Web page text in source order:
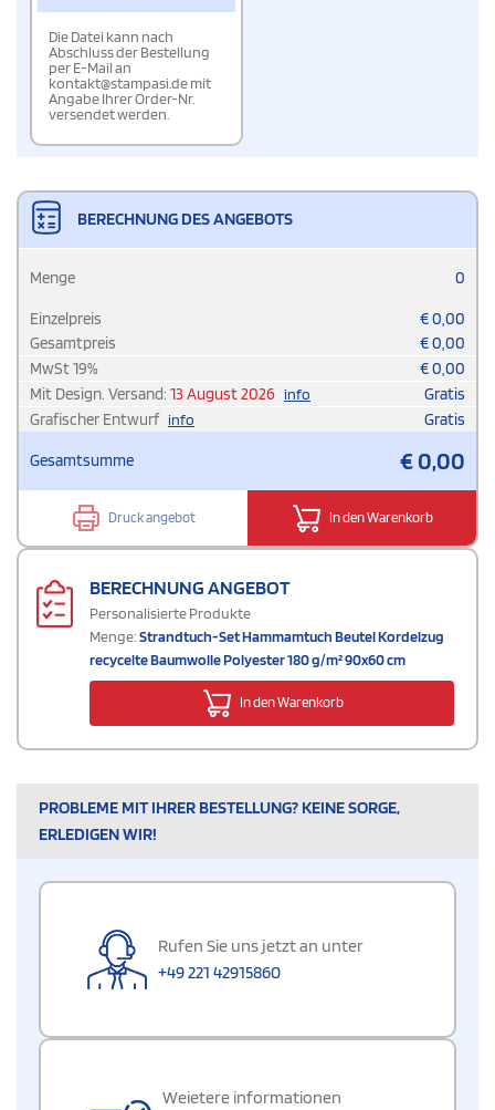
Die Datei kann nach
Abschluss der Bestellung
per E-Mail an
kontakt@stampasi.de mit
Angabe Ihrer Order-Nr.
versendet werden.
BERECHNUNG DES ANGEBOTS
Menge 0
Einzelpreis €0,00
Gesamtpreis
€0,00
MwSt19% €0,00
Mit Design. Versand: 13 August 2026 info
Gratis
Grafischer Entwurf info Gratis
Gesamtsumme €0,00
Druck angebot In den Warenkorb
BERECHNUNG ANGEBOT
Personalisierte Produkte
Menge:Strandtuch-Set Hammamtuch Beutel Kordelzug
recycelte Baumwolle Polyester 180 g/m² 90x60 cm
In den Warenkorb
PROBLEME MIT IHRER BESTELLUNG? KEINE SORGE,
ERLEDIGEN WIR!
Rufen Sie uns jetzt an unter
+49 221 42915860
Weietere informationen